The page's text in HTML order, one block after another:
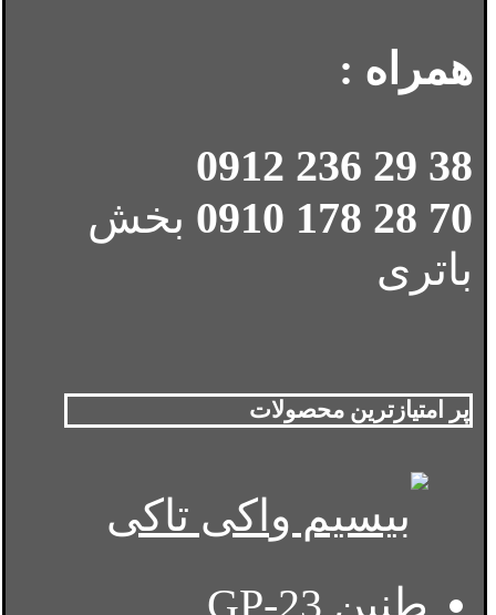
همراه :
38 29 236 0912
70 28 178 0910
بخش
باتری
پر امتیازترین محصولات